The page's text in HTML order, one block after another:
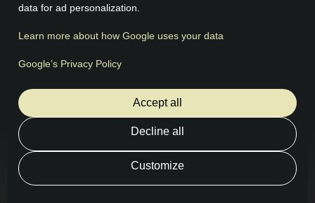
data for ad personalization.
Learn more about how Google uses your data
Google’s Privacy Policy
Decline all
Customize
Accept all
Comentarios
Lo que dicen nuestros clientes